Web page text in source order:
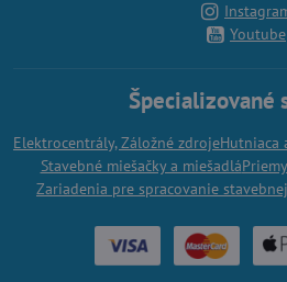
Youtube
Špecializované
Elektrocentrály, Záložné zdrojeHutniaca
Stavebné miešačky a miešadlá
Zariadenia pre spracovanie